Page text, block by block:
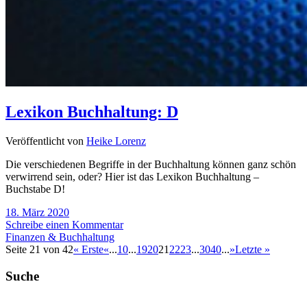
Lexikon Buchhaltung: D
Veröffentlicht von Heike Lorenz
Die verschiedenen Begriffe in der Buchhaltung können ganz schön
verwirrend sein, oder? Hier ist das Lexikon Buchhaltung –
Buchstabe D!
18. März 2020
Schreibe einen Kommentar
Finanzen & Buchhaltung
Seite 21 von 42« Erste«...10...192021 2223...3040...»Letzte »
Suche